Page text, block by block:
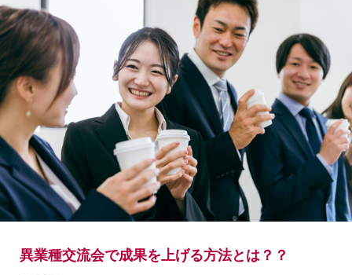
異業種交流会で成果を上げる方法とは？？